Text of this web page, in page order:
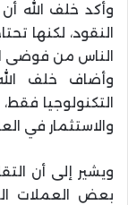
وأكد خلف الله
النقود، لكنها
الناس من فوضى
وأضاف خلف
التكنولوجيا
والاستثمار في
بعض العملات